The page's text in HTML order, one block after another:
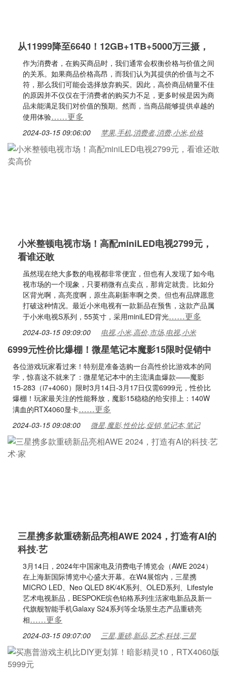
从11999降至6640！12GB+1TB+5000万三摄，
作为消费者，在购买商品时，我们通常会权衡价格与价值之间
的关系。如果商品价格高昂，而我们认为其提供的价值与之不
符，那么我们可能会选择放弃购买。因此，高价商品销量不佳
的原因并不仅仅在于消费者的购买力不足，更多时候是因为商
品未能满足我们对价值的预期。然而，当商品能够提供卓越的
使用体验……更多
2024-03-15 09:06:00 苹果,手机,消费者,消费,小米,价格
小米整顿电视市场！高配miniLED电视2799元，
看谁还敢
虽然现在绝大多数的电视都非常便宜，但也有人发现了如今电
视市场的一个现象，只要稍微有点卖点，那肯定就贵。比如分
区背光啊，高亮度啊，原生高刷新率啊之类。但也有品牌愿意
打破这种情况。最近小米电视有一款新品在预售，这款产品属
于小米电视S系列，55英寸，采用miniLED背光……更多
2024-03-15 09:09:00 电视,小米,高价,市场,电视,小米
6999元性价比爆棚！微星笔记本魔影15限时促销中
各位游戏玩家看过来！特别是准备选购一台高性价比游戏本的同
学，惊喜这不就来了：微星笔记本中的主流满血爆款——魔影
15-283（i7+4060）限时3月14日-3月17日仅需6999元，性价比
爆棚！玩家最关注的性能释放，魔影15稳稳的给安排上：140W
满血的RTX4060显卡……更多
2024-03-15 09:08:00 微星,魔影,性价比,促销,笔记本,笔记
三星携多款重磅新品亮相AWE 2024，打造有AI的
科技·艺
3月14日，2024年中国家电及消费电子博览会（AWE 2024）
在上海新国际博览中心盛大开幕。在W4展馆内，三星携
MICRO LED、Neo QLED 8K/4K系列、OLED系列、Lifestyle
艺术电视新品，BESPOKE缤色铂格系列生活家电新品及新一
代旗舰智能手机Galaxy S24系列等全场景生态产品重磅亮
相……更多
2024-03-15 09:07:00 三星,重磅,新品,艺术,科技,三星